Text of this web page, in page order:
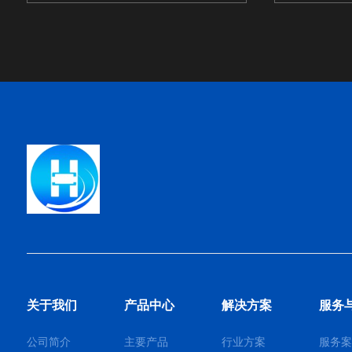
关于我们
公司简介
产品中心
主要产品
解决方案
行业方案
服务
服务